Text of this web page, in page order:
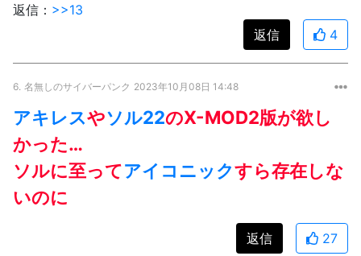
返信： >>13
返信
4
6. 名無しのサイバーパンク 2023年10月08日 14:48
アキレスやソル22のX-MOD2版が欲し
かった…
ソルに至ってアイコニックすら存在しな
いのに
返信 27